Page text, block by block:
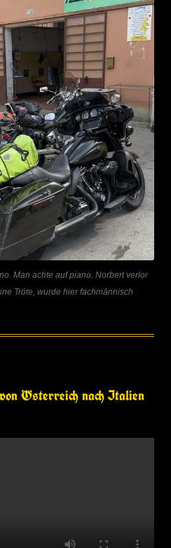
Man achte auf piano. Norbert verlor
Tröte, wurde hier fachmännisch
Österreich nach Italien